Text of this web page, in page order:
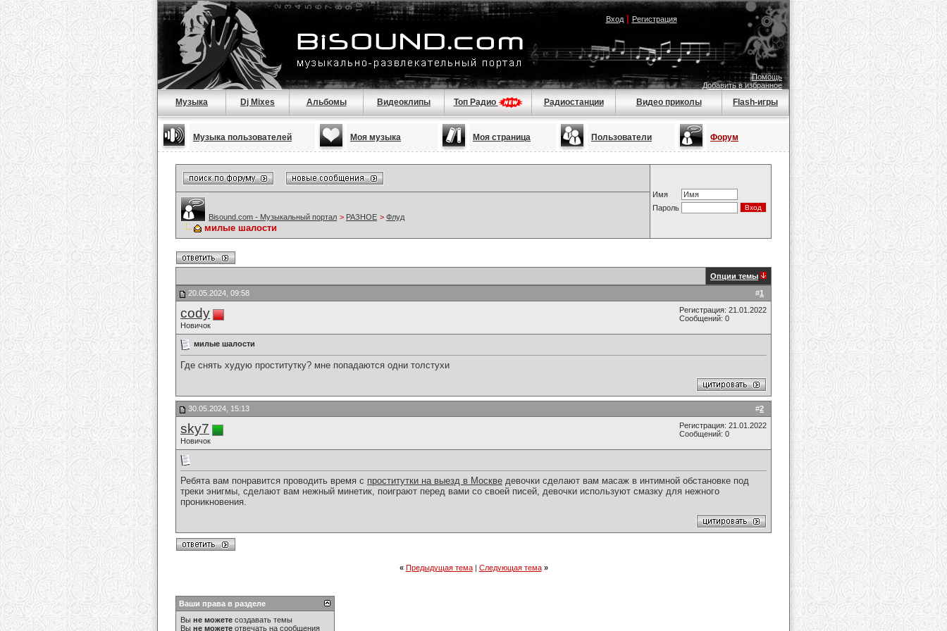
Вход| Регистрация
Помощь
Добавить в избранное
Музыка Dj Mixes Альбомы Видеоклипы Топ Радио Радиостанции Видео приколы Flash-игры
Музыка пользователей Моя музыка Моя страница Пользователи Форум
Имя
Пароль
Bisound.com - Музыкальный портал > РАЗНОЕ > Флуд
милые шалости
Опции темы
#1
20.05.2024, 09:58
cody
Новичок
Регистрация: 21.01.2022
Сообщений: 0
милые шалости
Где снять худую проститутку? мне попадаются одни толстухи
#2
30.05.2024, 15:13
sky7
Новичок
Регистрация: 21.01.2022
Сообщений: 0
Ребята вам понравится проводить время с проститутки на выезд в Москве девочки сделают вам масаж в интимной обстановке под
треки энигмы, сделают вам нежный минетик, поиграют перед вами со своей писей, девочки используют смазку для нежного
проникновения.
« Предыдущая тема| Следующая тема »
Ваши права в разделе
Вы не можете создавать темы
Вы не можете отвечать на сообщения